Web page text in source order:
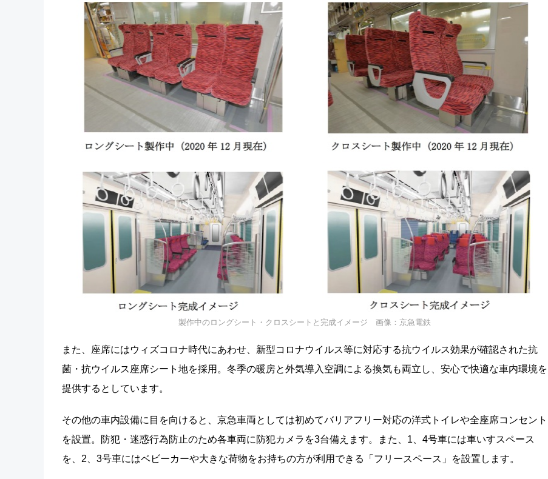
製作中のロングシート・クロスシートと完成イメージ 画像：京急電鉄
また、座席にはウィズコロナ時代にあわせ、新型コロナウイルス等に対応する抗ウイルス効果が確認された抗
菌・抗ウイルス座席シート地を採用。冬季の暖房と外気導入空調による換気も両立し、安心で快適な車内環境を
提供するとしています。
その他の車内設備に目を向けると、京急車両としては初めてバリアフリー対応の洋式トイレや全座席コンセント
を設置。防犯・迷惑行為防止のため各車両に防犯カメラを3台備えます。また、1、4号車には車いすスペース
を、2、3号車にはベビーカーや大きな荷物をお持ちの方が利用できる「フリースペース」を設置します。